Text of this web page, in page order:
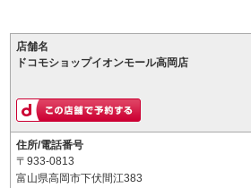
店舗名
ドコモショップイオンモール高岡店
住所/電話番号
〒933-0813
富山県高岡市下伏間江383